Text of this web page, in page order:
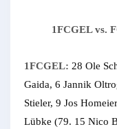
1FCGEL vs.
1FCGEL: 28 Ole
Gaida, 6 Jannik
Stieler, 9 Jos
Lübke (79. 15 Nico